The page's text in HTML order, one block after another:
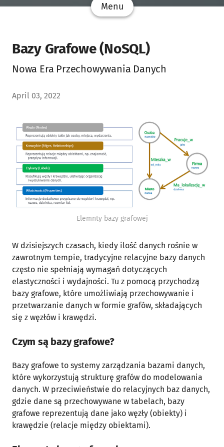
Menu
Bazy Grafowe (NoSQL)
Nowa Era Przechowywania Danych
April 03, 2022
Elemnty bazy grafowej
W dzisiejszych czasach, kiedy ilość danych rośnie w
zawrotnym tempie, tradycyjne relacyjne bazy danych
często nie spełniają wymagań dotyczących
elastyczności i wydajności. Tu z pomocą przychodzą
bazy grafowe, które umożliwiają przechowywanie i
przetwarzanie danych w formie grafów, składających
się z węzłów i krawędzi.
Czym są bazy grafowe?
Bazy grafowe to systemy zarządzania bazami danych,
które wykorzystują strukturę grafów do modelowania
danych. W przeciwieństwie do relacyjnych baz danych,
gdzie dane są przechowywane w tabelach, bazy
grafowe reprezentują dane jako węzły (obiekty) i
krawędzie (relacje między obiektami).